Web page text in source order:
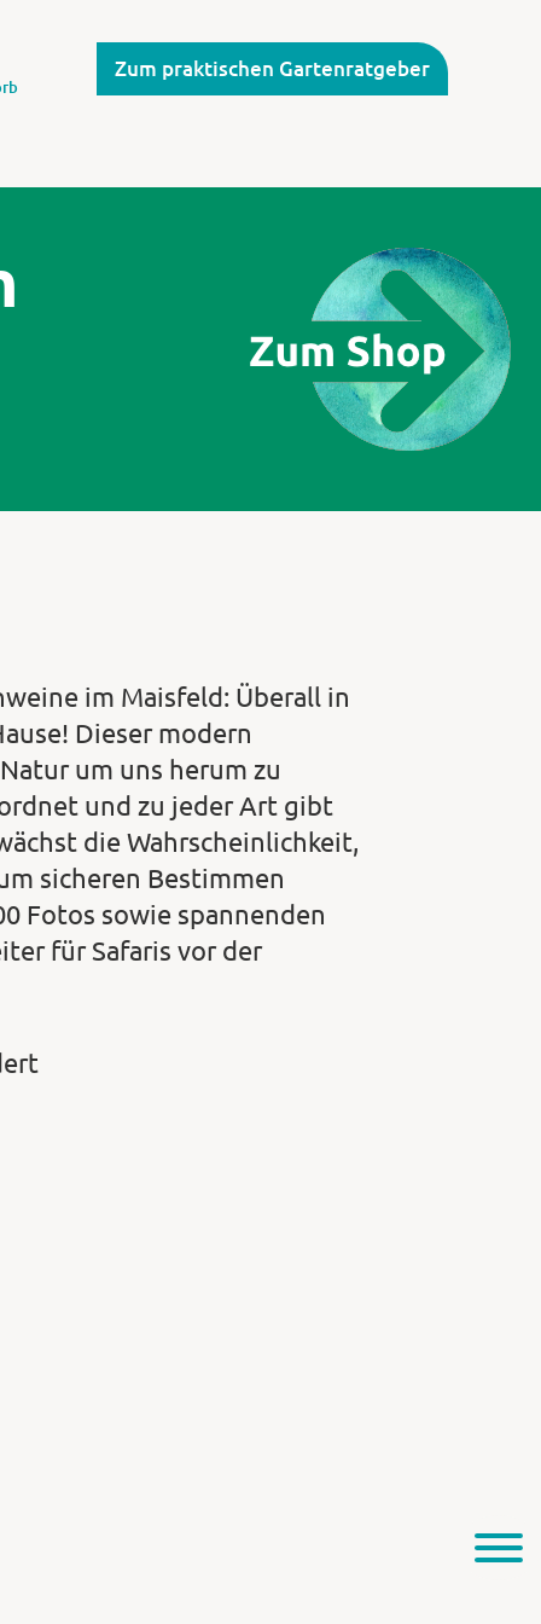
Zum praktischen Gartenratgeber
im Maisfeld: Überall in
Dieser modern
um uns herum zu
und zu jeder Art gibt
die Wahrscheinlichkeit,
sicheren Bestimmen
Fotos sowie spannenden
für Safaris vor der